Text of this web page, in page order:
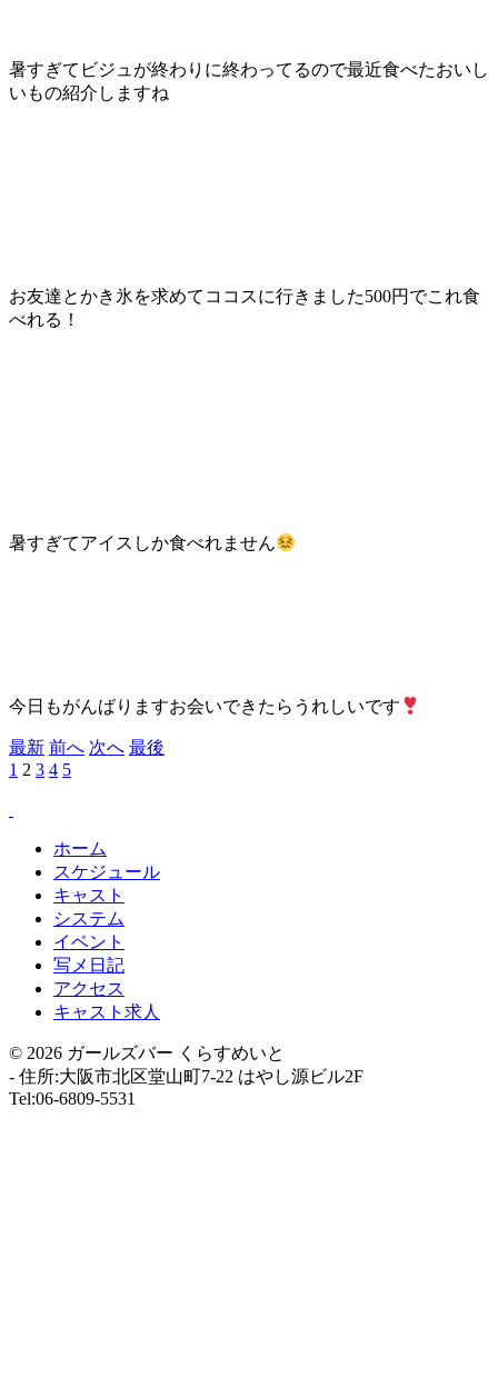
暑すぎてビジュが終わりに終わってるので最近食べたおいし
いもの紹介しますね
お友達とかき氷を求めてココスに行きました500円でこれ食
べれる！
暑すぎてアイスしか食べれません
今日もがんばりますお会いできたらうれしいです
最新 前へ 次へ 最後
1 2 3 4 5
ホーム
スケジュール
キャスト
システム
イベント
写メ日記
アクセス
キャスト求人
© 2026 ガールズバー くらすめいと
- 住所:大阪市北区堂山町7-22 はやし源ビル2F
Tel:06-6809-5531